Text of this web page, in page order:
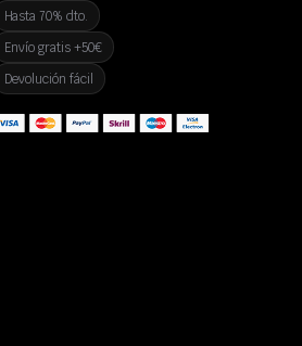
Hasta 70% dto.
Envío gratis +50€
Devolución fácil